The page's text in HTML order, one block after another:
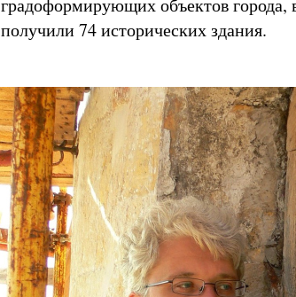
градоформирующих объектов города,
получили 74 исторических здания.